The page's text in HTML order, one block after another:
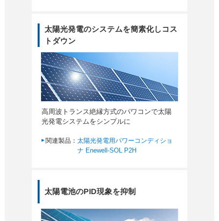
太陽光発電のシステムを簡素化しコス
トダウン
高周波トランス絶縁方式のパワコンで太陽
光発電システムをシンプルに
関連製品： 太陽光発電用パワーコンディショ
ナ Enewell-SOL P2H
太陽電池のPID現象を抑制